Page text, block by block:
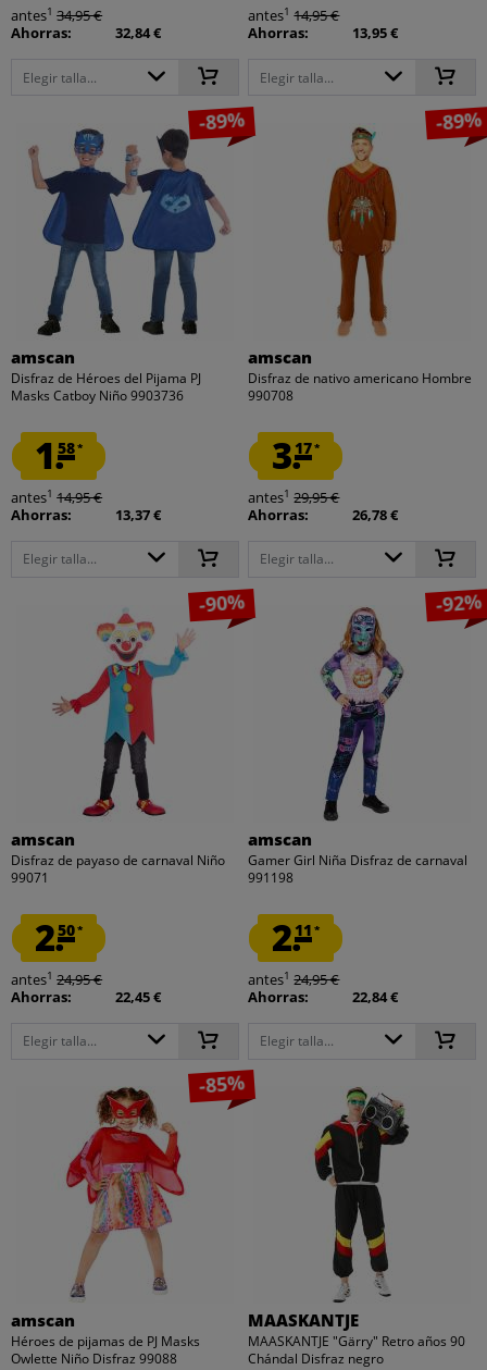
antes1 34,95 €
Ahorras:
32,84 €
Elegir talla...
antes1 14,95 €
Ahorras:
13,95 €
Elegir talla...
-89%
amscan
Disfraz de Héroes del Pijama PJ
Masks Catboy Niño 9903736
1.58*
antes1 14,95 €
Ahorras:
13,37 €
Elegir talla...
-89%
amscan
Disfraz de nativo americano Hombre
990708
3.17*
antes1 29,95 €
Ahorras:
26,78 €
Elegir talla...
-90%
amscan
Disfraz de payaso de carnaval Niño
99071
2.50*
antes1 24,95 €
Ahorras:
22,45 €
Elegir talla...
-92%
amscan
Gamer Girl Niña Disfraz de carnaval
991198
2.11 *
antes1 24,95 €
Ahorras:
22,84 €
Elegir talla...
-85%
amscan
Héroes de pijamas de PJ Masks
Owlette Niño Disfraz 99088
MAASKANTJE
MAASKANTJE "Gärry" Retro años 90
Chándal Disfraz negro